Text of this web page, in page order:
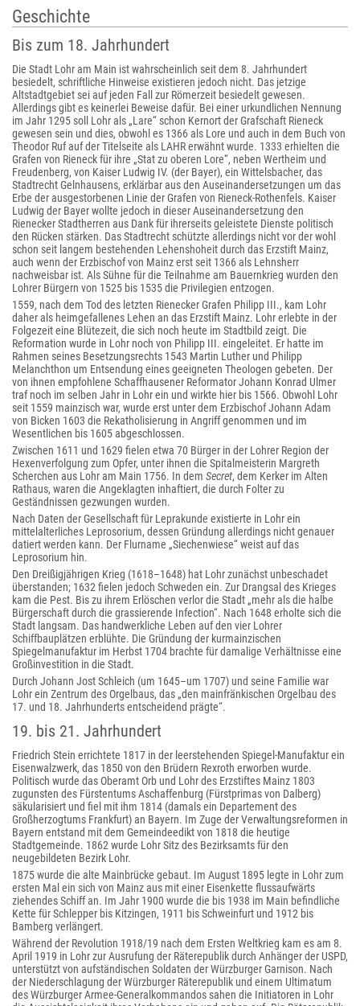
Geschichte
Bis zum 18. Jahrhundert
Die Stadt Lohr am Main ist wahrscheinlich seit dem 8. Jahrhundert
besiedelt, schriftliche Hinweise existieren jedoch nicht. Das jetzige
Altstadtgebiet sei auf jeden Fall zur Römerzeit besiedelt gewesen.
Allerdings gibt es keinerlei Beweise dafür. Bei einer urkundlichen Nennung
im Jahr 1295 soll Lohr als „Lare“ schon Kernort der Grafschaft Rieneck
gewesen sein und dies, obwohl es 1366 als Lore und auch in dem Buch von
Theodor Ruf auf der Titelseite als LAHR erwähnt wurde. 1333 erhielten die
Grafen von Rieneck für ihre „Stat zu oberen Lore“, neben Wertheim und
Freudenberg, von Kaiser Ludwig IV. (der Bayer), ein Wittelsbacher, das
Stadtrecht Gelnhausens, erklärbar aus den Auseinandersetzungen um das
Erbe der ausgestorbenen Linie der Grafen von Rieneck-Rothenfels. Kaiser
Ludwig der Bayer wollte jedoch in dieser Auseinandersetzung den
Rienecker Stadtherren aus Dank für ihrerseits geleistete Dienste politisch
den Rücken stärken. Das Stadtrecht schützte allerdings nicht vor der wohl
schon seit langem bestehenden Lehenshoheit durch das Erzstift Mainz,
auch wenn der Erzbischof von Mainz erst seit 1366 als Lehnsherr
nachweisbar ist. Als Sühne für die Teilnahme am Bauernkrieg wurden den
Lohrer Bürgern von 1525 bis 1535 die Privilegien entzogen.
1559, nach dem Tod des letzten Rienecker Grafen Philipp III., kam Lohr
daher als heimgefallenes Lehen an das Erzstift Mainz. Lohr erlebte in der
Folgezeit eine Blütezeit, die sich noch heute im Stadtbild zeigt. Die
Reformation wurde in Lohr noch von Philipp III. eingeleitet. Er hatte im
Rahmen seines Besetzungsrechts 1543 Martin Luther und Philipp
Melanchthon um Entsendung eines geeigneten Theologen gebeten. Der
von ihnen empfohlene Schaffhausener Reformator Johann Konrad Ulmer
traf noch im selben Jahr in Lohr ein und wirkte hier bis 1566. Obwohl Lohr
seit 1559 mainzisch war, wurde erst unter dem Erzbischof Johann Adam
von Bicken 1603 die Rekatholisierung in Angriff genommen und im
Wesentlichen bis 1605 abgeschlossen.
Zwischen 1611 und 1629 fielen etwa 70 Bürger in der Lohrer Region der
Hexenverfolgung zum Opfer, unter ihnen die Spitalmeisterin Margreth
Scherchen aus Lohr am Main 1756. In dem Secret, dem Kerker im Alten
Rathaus, waren die Angeklagten inhaftiert, die durch Folter zu
Geständnissen gezwungen wurden.
Nach Daten der Gesellschaft für Leprakunde existierte in Lohr ein
mittelalterliches Leprosorium, dessen Gründung allerdings nicht genauer
datiert werden kann. Der Flurname „Siechenwiese“ weist auf das
Leprosorium hin.
Den Dreißigjährigen Krieg (1618–1648) hat Lohr zunächst unbeschadet
überstanden; 1632 fielen jedoch Schweden ein. Zur Drangsal des Krieges
kam die Pest. Bis zu ihrem Erlöschen verlor die Stadt „mehr als die halbe
Bürgerschaft durch die grassierende Infection“. Nach 1648 erholte sich die
Stadt langsam. Das handwerkliche Leben auf den vier Lohrer
Schiffbauplätzen erblühte. Die Gründung der kurmainzischen
Spiegelmanufaktur im Herbst 1704 brachte für damalige Verhältnisse eine
Großinvestition in die Stadt.
Durch Johann Jost Schleich (um 1645–um 1707) und seine Familie war
Lohr ein Zentrum des Orgelbaus, das „den mainfränkischen Orgelbau des
17. und 18. Jahrhunderts entscheidend prägte“.
19. bis 21. Jahrhundert
Friedrich Stein errichtete 1817 in der leerstehenden Spiegel-Manufaktur ein
Eisenwalzwerk, das 1850 von den Brüdern Rexroth erworben wurde.
Politisch wurde das Oberamt Orb und Lohr des Erzstiftes Mainz 1803
zugunsten des Fürstentums Aschaffenburg (Fürstprimas von Dalberg)
säkularisiert und fiel mit ihm 1814 (damals ein Departement des
Großherzogtums Frankfurt) an Bayern. Im Zuge der Verwaltungsreformen in
Bayern entstand mit dem Gemeindeedikt von 1818 die heutige
Stadtgemeinde. 1862 wurde Lohr Sitz des Bezirksamts für den
neugebildeten Bezirk Lohr.
1875 wurde die alte Mainbrücke gebaut. Im August 1895 legte in Lohr zum
ersten Mal ein sich von Mainz aus mit einer Eisenkette flussaufwärts
ziehendes Schiff an. Im Jahr 1900 wurde die bis 1938 im Main befindliche
Kette für Schlepper bis Kitzingen, 1911 bis Schweinfurt und 1912 bis
Bamberg verlängert.
Während der Revolution 1918/19 nach dem Ersten Weltkrieg kam es am 8.
April 1919 in Lohr zur Ausrufung der Räterepublik durch Anhänger der USPD,
unterstützt von aufständischen Soldaten der Würzburger Garnison. Nach
der Niederschlagung der Würzburger Räterepublik und einem Ultimatum
des Würzburger Armee-Generalkommandos sahen die Initiatoren in Lohr